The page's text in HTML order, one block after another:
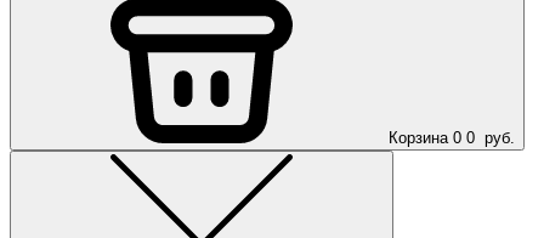
Корзина 0 0 руб.